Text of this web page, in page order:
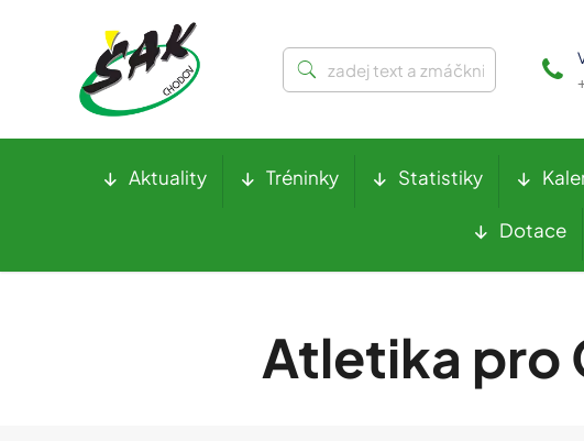
Aktuality Tréninky Statistiky
Dotace
Atletika pro